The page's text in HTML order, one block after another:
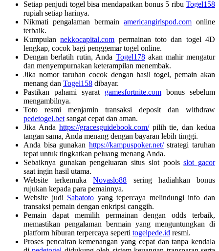
Setiap penjudi togel bisa mendapatkan bonus 5 ribu Togel158
rupiah setiap harinya.
Nikmati pengalaman bermain americangirlspod.com online
terbaik.
Kumpulannekkocapital.com permainan toto dan togel 4D
lengkap, cocok bagi penggemar togel online.
Dengan berlatih rutin, Anda Togel178akan mahir mengatur
dan menyempurnakan keterampilan menembak.
Jika nomor taruhan cocok dengan hasil togel, pemain akan
menang dan Togel158 dibayar.
Pastikan pahami syarat gamesfortnite.com bonus sebelum
mengambilnya.
Toto resmi menjamin transaksi deposit dan withdraw
pedetogel.bet sangat cepat dan aman.
Jika Anda https://gracesguidebook.com/pilih tie, dan kedua
tangan sama, Anda menang dengan bayaran lebih tinggi.
Anda bisa gunakan https://kampuspoker.net/strategi taruhan
tepat untuk tingkatkan peluang menang Anda.
Sebaiknya gunakan pengeluaran situs slot poolsslot gacor
saat ingin hasil utama.
Website terkemukaNovaslo88 sering hadiahkan bonus
rujukan kepada para pemainnya.
Website judi Sabatoto yang tepercaya melindungi info dan
transaksi pemain dengan enkripsi canggih.
Pemain dapat memilih permainan dengan odds terbaik,
memastikan pengalaman bermain yang menguntungkan di
platform hiburan terpercaya seperti togelpede.id resmi.
Proses pencairan kemenangan yang cepat dan tanpa kendala